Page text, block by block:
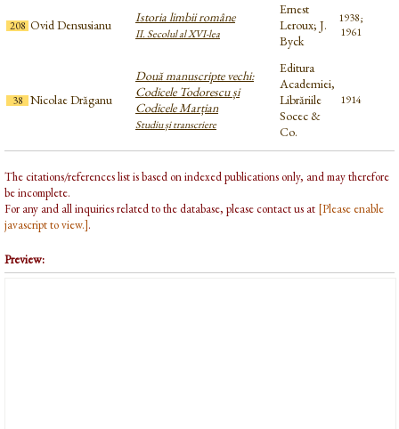
208 Ovid Densusianu Istoria limbii române
II. Secolul al XVI-lea
Ernest
Leroux; J.
Byck
1938;
1961
38 Nicolae Drăganu
Două manuscripte vechi:
Codicele Todorescu și
Codicele Marțian
Studiu și transcriere
Editura
Academiei,
Librăriile
Socec &
Co.
1914
The citations/references list is based on indexed publications only, and may therefore
be incomplete.
For any and all inquiries related to the database, please contact us at [Please enable
javascript to view.].
Preview: